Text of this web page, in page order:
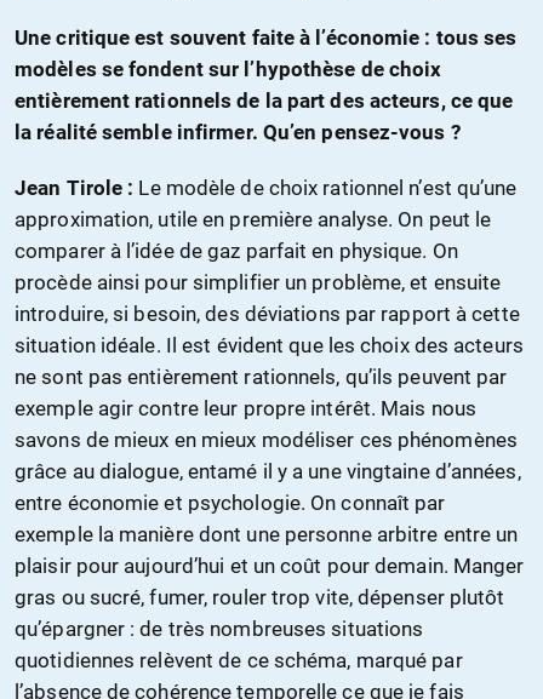
Une critique est souvent faite à l’économie : tous ses
modèles se fondent sur l’hypothèse de choix
entièrement rationnels de la part des acteurs, ce que
la réalité semble infirmer. Qu’en pensez-vous ?
Jean Tirole : Le modèle de choix rationnel n’est qu’une
approximation, utile en première analyse. On peut le
comparer à l’idée de gaz parfait en physique. On
procède ainsi pour simplifier un problème, et ensuite
introduire, si besoin, des déviations par rapport à cette
situation idéale. Il est évident que les choix des acteurs
ne sont pas entièrement rationnels, qu’ils peuvent par
exemple agir contre leur propre intérêt. Mais nous
savons de mieux en mieux modéliser ces phénomènes
grâce au dialogue, entamé il y a une vingtaine d’années,
entre économie et psychologie. On connaît par
exemple la manière dont une personne arbitre entre un
plaisir pour aujourd’hui et un coût pour demain. Manger
gras ou sucré, fumer, rouler trop vite, dépenser plutôt
qu’épargner : de très nombreuses situations
quotidiennes relèvent de ce schéma, marqué par
l’absence de cohérence temporelle ce que je fais